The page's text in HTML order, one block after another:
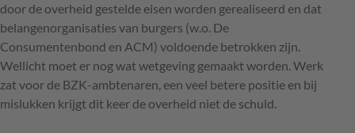
door de overheid gestelde eisen worden gerealiseerd en dat
belangenorganisaties van burgers (w.o. De
Consumentenbond en ACM) voldoende betrokken zijn.
Wellicht moet er nog wat wetgeving gemaakt worden. Werk
zat voor de BZK-ambtenaren, een veel betere positie en bij
mislukken krijgt dit keer de overheid niet de schuld.